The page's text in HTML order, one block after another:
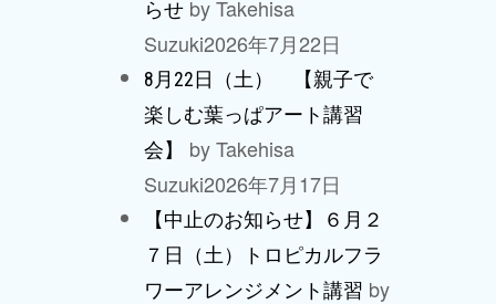
らせ by Takehisa
Suzuki2026年7月22日
8月22日（土） 【親子で
楽しむ葉っぱアート講習
会】
by Takehisa
Suzuki2026年7月17日
【中止のお知らせ】６月２
７日（土）トロピカルフラ
ワーアレンジメント講習 by